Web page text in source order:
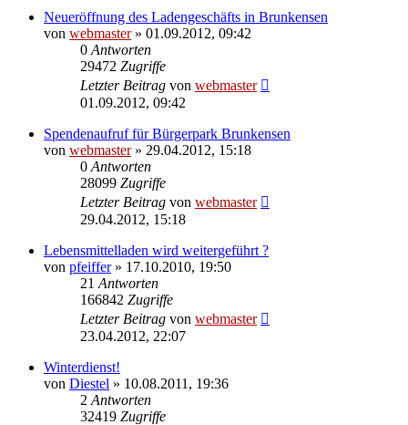
Neueröffnung des Ladengeschäfts in Brunkensen
von webmaster» 01.09.2012, 09:42
0 Antworten
29472 Zugriffe
Letzter Beitrag von webmaster
01.09.2012, 09:42
Spendenaufruf für Bürgerpark Brunkensen
von webmaster» 29.04.2012, 15:18
0 Antworten
28099 Zugriffe
Letzter Beitrag von webmaster
29.04.2012, 15:18
Lebensmittelladen wird weitergeführt ?
von pfeiffer» 17.10.2010, 19:50
21 Antworten
166842 Zugriffe
Letzter Beitrag von webmaster
23.04.2012, 22:07
Winterdienst!
von Diestel » 10.08.2011, 19:36
2 Antworten
32419 Zugriffe